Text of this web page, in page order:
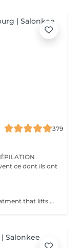
379
ce dont ils ont
Forget about mascara for 2 month! It is treatment that lifts and curls your natural lashes to make them look longer and give them an attractive shape that will open up your eyes. How is lash lamination done? - lashes are washed - eye pad is placed - silicone rods are placed - perming solution is applied - lifting solution is applied - noutralizing solution is applied - henna or paint is applied - keratin is applied - lashes are washed - silicone rods are removed Age restrictions: recommended to do from 14 years. Post procedure recommendations: do not wash eyelashes 24 hours after the procedure. Frequency: once in 4-6 weeks.